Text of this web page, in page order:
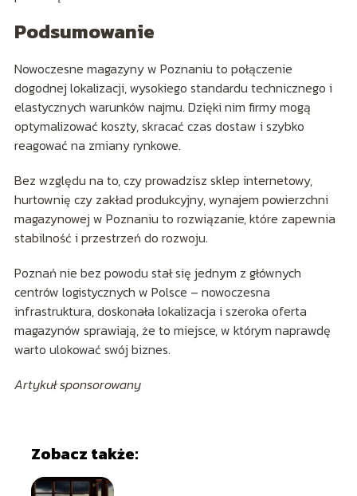
Podsumowanie
Nowoczesne magazyny w Poznaniu to połączenie
dogodnej lokalizacji, wysokiego standardu technicznego i
elastycznych warunków najmu. Dzięki nim firmy mogą
optymalizować koszty, skracać czas dostaw i szybko
reagować na zmiany rynkowe.
Bez względu na to, czy prowadzisz sklep internetowy,
hurtownię czy zakład produkcyjny, wynajem powierzchni
magazynowej w Poznaniu to rozwiązanie, które zapewnia
stabilność i przestrzeń do rozwoju.
Poznań nie bez powodu stał się jednym z głównych
centrów logistycznych w Polsce – nowoczesna
infrastruktura, doskonała lokalizacja i szeroka oferta
magazynów sprawiają, że to miejsce, w którym naprawdę
warto ulokować swój biznes.
Artykuł sponsorowany
Zobacz także: